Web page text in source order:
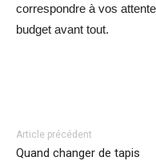
correspondre à vos
budget avant tout.
Article précédent
Quand changer de tapis